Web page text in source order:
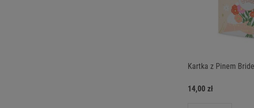
Kartka z Pinem Bride
14,00 zł